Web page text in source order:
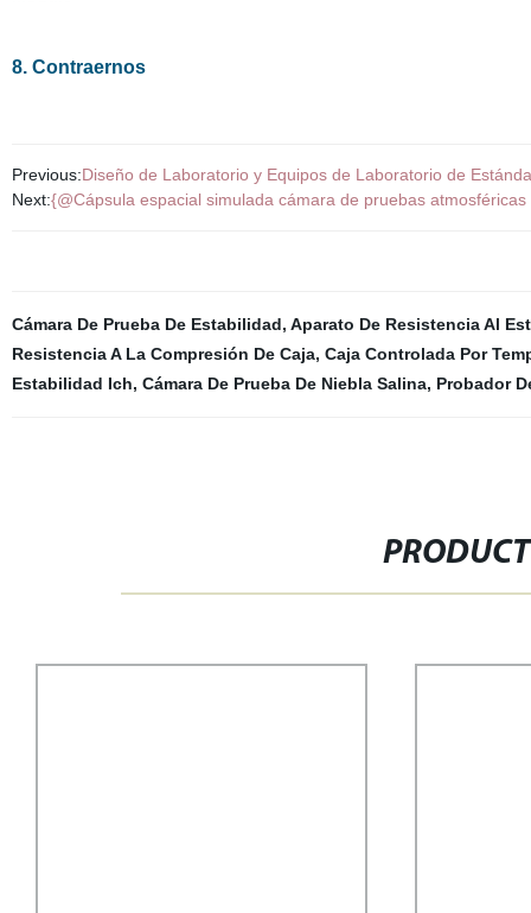
8. Contraernos
Previous:Diseño de Laboratorio y Equipos de Laboratorio de
Next:{@Cápsula espacial simulada cámara de pruebas
Cámara De Prueba De Estabilidad, Aparato De Resistencia Al
Resistencia A La Compresión De Caja, Caja Controlada Por
Estabilidad Ich, Cámara De Prueba De Niebla Salina, Probador